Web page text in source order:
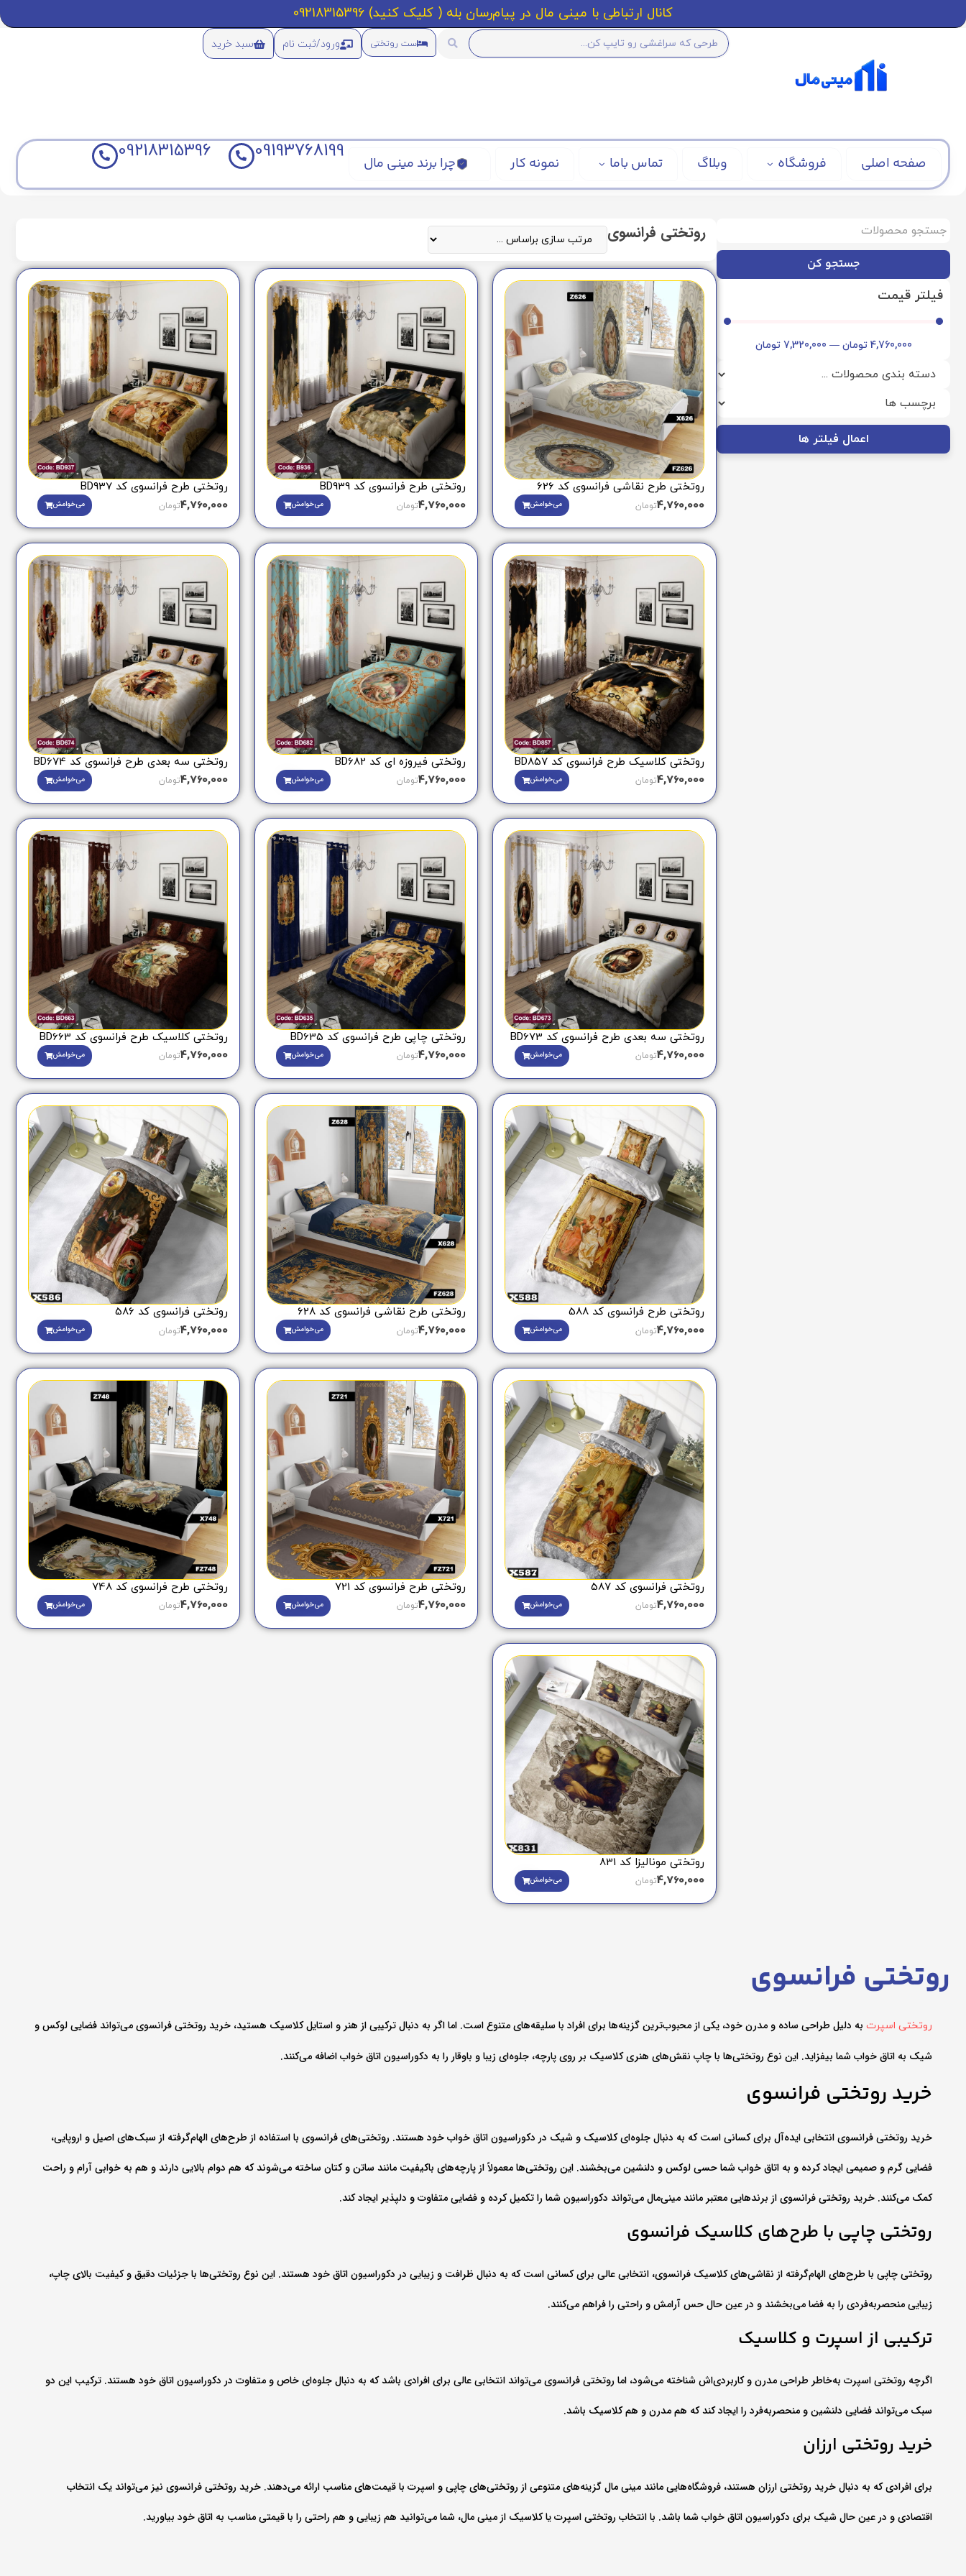
کانال ارتباطی با مینی مال در پیام‌رسان بله ( کلیک کنید) 09218315396
ست روتختی ورود/ثبت نام سبد خرید
صفحه اصلی فروشگاه وبلاگ تماس باما نمونه کار چرا برند مینی مال
09193768199
09218315396
جستجو کن
فیلتر قیمت
4,760,000 تومان —
7,320,000 تومان
اعمال فیلتر ها
روتختی فرانسوی
روتختی طرح نقاشی فرانسوی کد 626
4,760,000تومان می‌خوامش
روتختی طرح فرانسوی کد BD939
4,760,000تومان می‌خوامش
روتختی طرح فرانسوی کد BD937
4,760,000تومان می‌خوامش
روتختی کلاسیک طرح فرانسوی کد BD857
4,760,000تومان می‌خوامش
روتختی فیروزه ای کد BD682
4,760,000تومان می‌خوامش
روتختی سه بعدی طرح فرانسوی کد BD674
4,760,000تومان می‌خوامش
روتختی سه بعدی طرح فرانسوی کد BD673
4,760,000تومان می‌خوامش
روتختی چاپی طرح فرانسوی کد BD635
4,760,000تومان می‌خوامش
روتختی کلاسیک طرح فرانسوی کد BD663
4,760,000تومان می‌خوامش
روتختی طرح فرانسوی کد 588
4,760,000تومان می‌خوامش
روتختی طرح نقاشی فرانسوی کد 628
4,760,000تومان می‌خوامش
روتختی فرانسوی کد 586
4,760,000تومان می‌خوامش
روتختی فرانسوی کد 587
4,760,000تومان می‌خوامش
روتختی طرح فرانسوی کد 721
4,760,000تومان می‌خوامش
روتختی طرح فرانسوی کد 748
4,760,000تومان می‌خوامش
روتختی مونالیزا کد 831
4,760,000تومان می‌خوامش
روتختی فرانسوی
روتختی اسپرت به دلیل طراحی ساده و مدرن خود، یکی از محبوب‌ترین گزینه‌ها برای افراد با سلیقه‌های متنوع است. اما اگر به دنبال ترکیبی از هنر و استایل کلاسیک هستید، خرید روتختی فرانسوی می‌تواند فضایی لوکس و
شیک به اتاق خواب شما بیفزاید. این نوع روتختی‌ها با چاپ نقش‌های هنری کلاسیک بر روی پارچه، جلوه‌ای زیبا و باوقار را به دکوراسیون اتاق خواب اضافه می‌کنند.
خرید روتختی فرانسوی
خرید روتختی فرانسوی انتخابی ایده‌آل برای کسانی است که به دنبال جلوه‌ای کلاسیک و شیک در دکوراسیون اتاق خواب خود هستند. روتختی‌های فرانسوی با استفاده از طرح‌های الهام‌گرفته از سبک‌های اصیل و اروپایی،
فضایی گرم و صمیمی ایجاد کرده و به اتاق خواب شما حسی لوکس و دلنشین می‌بخشند. این روتختی‌ها معمولاً از پارچه‌های باکیفیت مانند ساتن و کتان ساخته می‌شوند که هم دوام بالایی دارند و هم به خوابی آرام و راحت
کمک می‌کنند. خرید روتختی فرانسوی از برندهایی معتبر مانند مینی‌مال می‌تواند دکوراسیون شما را تکمیل کرده و فضایی متفاوت و دلپذیر ایجاد کند.
روتختی چاپی با طرح‌های کلاسیک فرانسوی
روتختی چاپی با طرح‌های الهام‌گرفته از نقاشی‌های کلاسیک فرانسوی، انتخابی عالی برای کسانی است که به دنبال ظرافت و زیبایی در دکوراسیون اتاق خود هستند. این نوع روتختی‌ها با جزئیات دقیق و کیفیت بالای چاپ،
زیبایی منحصر‌به‌فردی را به فضا می‌بخشند و در عین حال حس آرامش و راحتی را فراهم می‌کنند.
ترکیبی از اسپرت و کلاسیک
اگرچه روتختی اسپرت به‌خاطر طراحی مدرن و کاربردی‌اش شناخته می‌شود، اما روتختی فرانسوی می‌تواند انتخابی عالی برای افرادی باشد که به دنبال جلوه‌ای خاص و متفاوت در دکوراسیون اتاق خود هستند. ترکیب این دو
سبک می‌تواند فضایی دلنشین و منحصربه‌فرد را ایجاد کند که هم مدرن و هم کلاسیک باشد.
خرید روتختی ارزان
برای افرادی که به دنبال خرید روتختی ارزان هستند، فروشگاه‌هایی مانند مینی‌ مال گزینه‌های متنوعی از روتختی‌های چاپی و اسپرت با قیمت‌های مناسب ارائه می‌دهند. خرید روتختی فرانسوی نیز می‌تواند یک انتخاب
اقتصادی و در عین حال شیک برای دکوراسیون اتاق خواب شما باشد. با انتخاب روتختی اسپرت یا کلاسیک از مینی‌ مال، شما می‌توانید هم زیبایی و هم راحتی را با قیمتی مناسب به اتاق خود بیاورید.